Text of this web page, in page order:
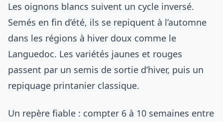
Les oignons blancs suivent un cycle inversé.
Semés en fin d’été, ils se repiquent à l’automne
dans les régions à hiver doux comme le
Languedoc. Les variétés jaunes et rouges
passent par un semis de sortie d’hiver, puis un
repiquage printanier classique.
Un repère fiable : compter 6 à 10 semaines entre